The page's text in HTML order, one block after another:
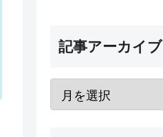
記事アーカイブ